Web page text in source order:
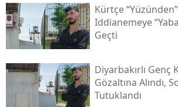
Kürtçe
Iddianemeye
Geçti
Diyarbakırlı
Gözaltına Alındı,
Tutuklandı